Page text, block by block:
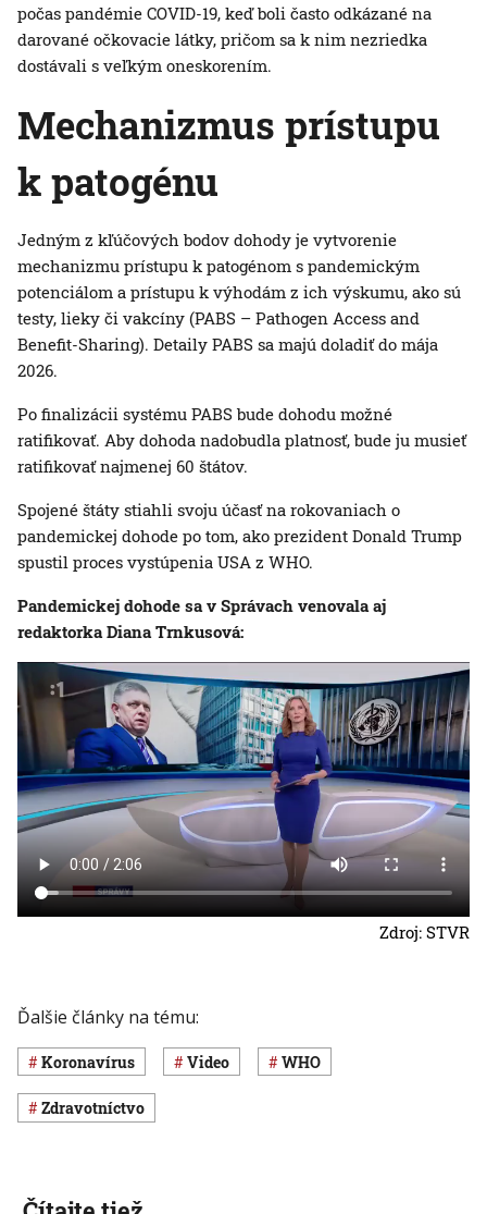
počas pandémie COVID-19, keď boli často odkázané na
darované očkovacie látky, pričom sa k nim nezriedka
dostávali s veľkým oneskorením.
Mechanizmus prístupu
k patogénu
Jedným z kľúčových bodov dohody je vytvorenie
mechanizmu prístupu k patogénom s pandemickým
potenciálom a prístupu k výhodám z ich výskumu, ako sú
testy, lieky či vakcíny (PABS – Pathogen Access and
Benefit-Sharing). Detaily PABS sa majú doladiť do mája
2026.
Po finalizácii systému PABS bude dohodu možné
ratifikovať. Aby dohoda nadobudla platnosť, bude ju musieť
ratifikovať najmenej 60 štátov.
Spojené štáty stiahli svoju účasť na rokovaniach o
pandemickej dohode po tom, ako prezident Donald Trump
spustil proces vystúpenia USA z WHO.
Pandemickej dohode sa v Správach venovala aj
redaktorka Diana Trnkusová:
Zdroj: STVR
Ďalšie články na tému:
koronavírus Video WHO
Zdravotníctvo